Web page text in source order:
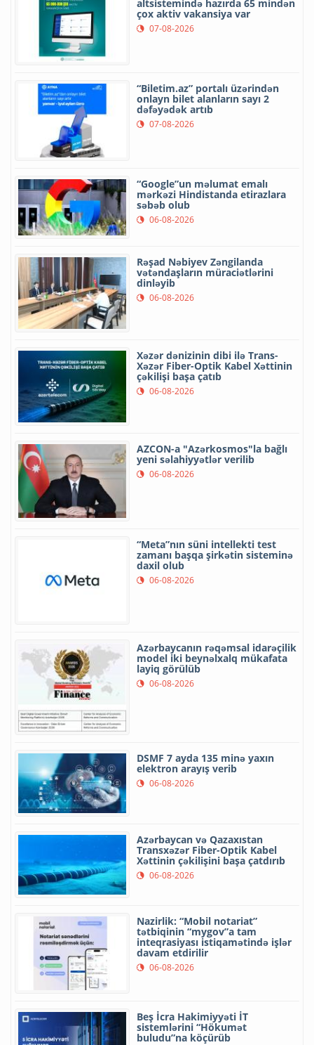
altsistemində hazırda 65 mindən
çox aktiv vakansiya var
07-08-2026
“Biletim.az” portalı üzərindən
onlayn bilet alanların sayı 2
dəfəyədək artıb
07-08-2026
“Google”un məlumat emalı
mərkəzi Hindistanda etirazlara
səbəb olub
06-08-2026
Rəşad Nəbiyev Zəngilanda
vətəndaşların müraciətlərini
dinləyib
06-08-2026
Xəzər dənizinin dibi ilə Trans-
Xəzər Fiber-Optik Kabel Xəttinin
çəkilişi başa çatıb
06-08-2026
AZCON-a "Azərkosmos"la bağlı
yeni səlahiyyətlər verilib
06-08-2026
“Meta”nın süni intellekti test
zamanı başqa şirkətin sisteminə
daxil olub
06-08-2026
Azərbaycanın rəqəmsal idarəçilik
model iki beynəlxalq mükafata
layiq görülüb
06-08-2026
DSMF 7 ayda 135 minə yaxın
elektron arayış verib
06-08-2026
Azərbaycan və Qazaxıstan
Transxəzər Fiber-Optik Kabel
Xəttinin çəkilişini başa çatdırıb
06-08-2026
Nazirlik: “Mobil notariat”
tətbiqinin “mygov”a tam
inteqrasiyası istiqamətində işlər
davam etdirilir
06-08-2026
Beş İcra Hakimiyyəti İT
sistemlərini “Hökumət
buludu”na köçürüb